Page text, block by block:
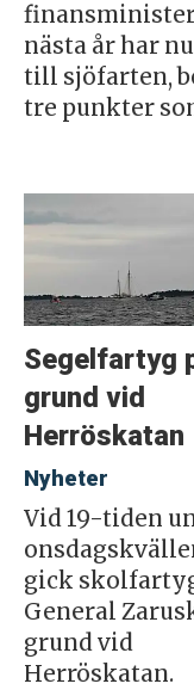
nästa år har
till sjöfarten,
tre punkter
Segelfartyg
grund vid
Herröskatan
Nyheter
Vid 19-tiden
gick
General
grund vid
Herröskatan.